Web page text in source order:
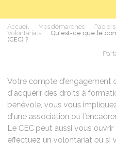
Accueil Mes démarches
Volontariats
Qu'est-ce que le
(CEC) ?
Votre compte d'engagement
d'acquérir des droits à
bénévole, vous vous
d'une association ou
Le CEC peut aussi vous
effectuez un volontariat ou si